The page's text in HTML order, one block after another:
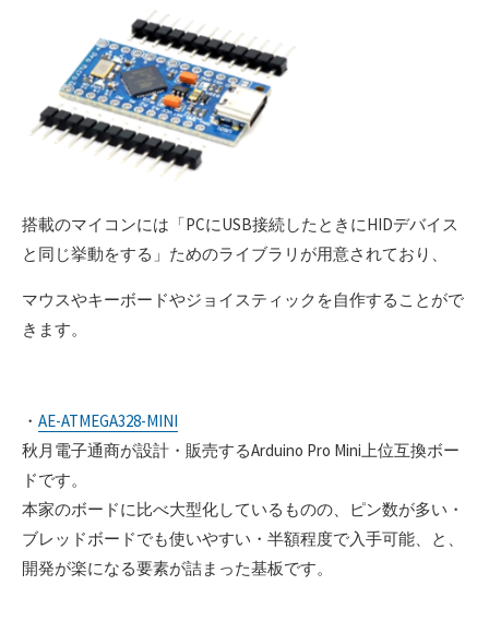
搭載のマイコンには「PCにUSB接続したときにHIDデバイス
と同じ挙動をする」ためのライブラリが用意されており、
マウスやキーボードやジョイスティックを自作することがで
きます。
・ AE-ATMEGA328-MINI
秋月電子通商が設計・販売するArduino Pro Mini上位互換ボー
ドです。
本家のボードに比べ大型化しているものの、ピン数が多い・
ブレッドボードでも使いやすい・半額程度で入手可能、と、
開発が楽になる要素が詰まった基板です。